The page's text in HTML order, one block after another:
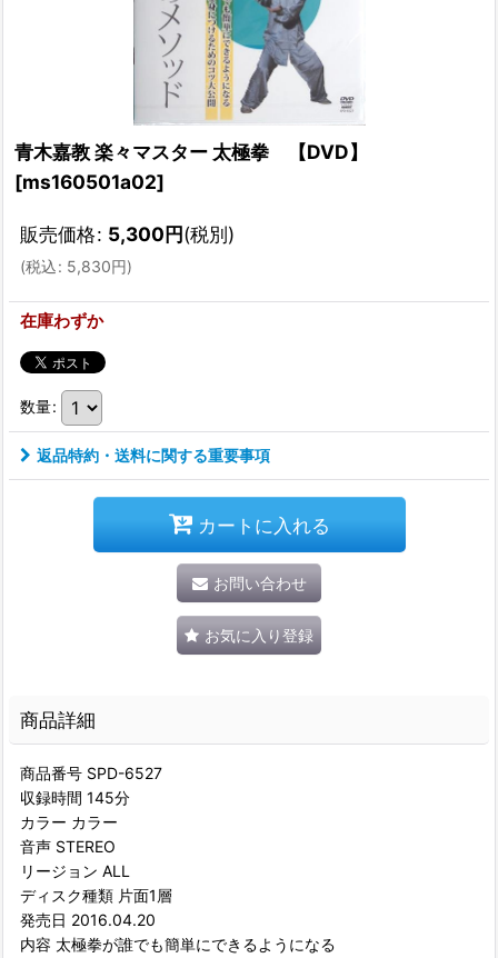
青木嘉教 楽々マスター 太極拳 【DVD】
[ms160501a02]
販売価格: 5,300円(税別)
(税込: 5,830円)
在庫わずか
数量:
返品特約・送料に関する重要事項
カートに入れる
お問い合わせ
お気に入り登録
商品詳細
商品番号 SPD-6527
収録時間 145分
カラー カラー
音声 STEREO
リージョン ALL
ディスク種類 片面1層
発売日 2016.04.20
内容 太極拳が誰でも簡単にできるようになる